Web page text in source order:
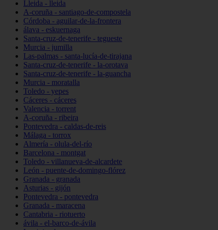
Lleida - lleida
A-coruña - santiago-de-compostela
Córdoba - aguilar-de-la-frontera
álava - eskuernaga
Santa-cruz-de-tenerife - tegueste
Murcia - jumilla
Las-palmas - santa-lucía-de-tirajana
Santa-cruz-de-tenerife - la-orotava
Santa-cruz-de-tenerife - la-guancha
Murcia - moratalla
Toledo - yepes
Cáceres - cáceres
Valencia - torrent
A-coruña - ribeira
Pontevedra - caldas-de-reis
Málaga - torrox
Almería - olula-del-río
Barcelona - montgat
Toledo - villanueva-de-alcardete
León - puente-de-domingo-flórez
Granada - granada
Asturias - gijón
Pontevedra - pontevedra
Granada - maracena
Cantabria - riotuerto
ávila - el-barco-de-ávila